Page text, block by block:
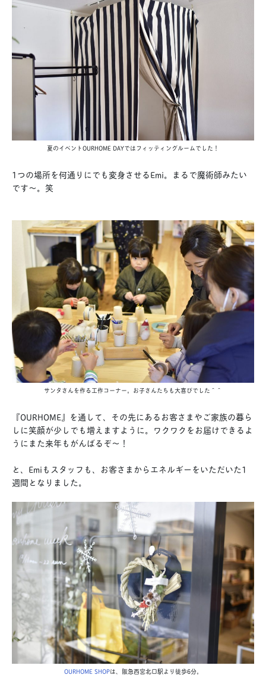
夏のイベントOURHOME DAYではフィッティングルームでした！
1つの場所を何通りにでも変身させるEmi。まるで魔術師みたい
です〜。笑
サンタさんを作る工作コーナー。お子さんたちも大喜びでした＾＾
『OURHOME』を通して、その先にあるお客さまやご家族の暮ら
しに笑顔が少しでも増えますように。ワクワクをお届けできるよ
うにまた来年もがんばるぞ〜！
と、Emiもスタッフも、お客さまからエネルギーをいただいた1
週間となりました。
OURHOME SHOPは、阪急西宮北口駅より徒歩6分。